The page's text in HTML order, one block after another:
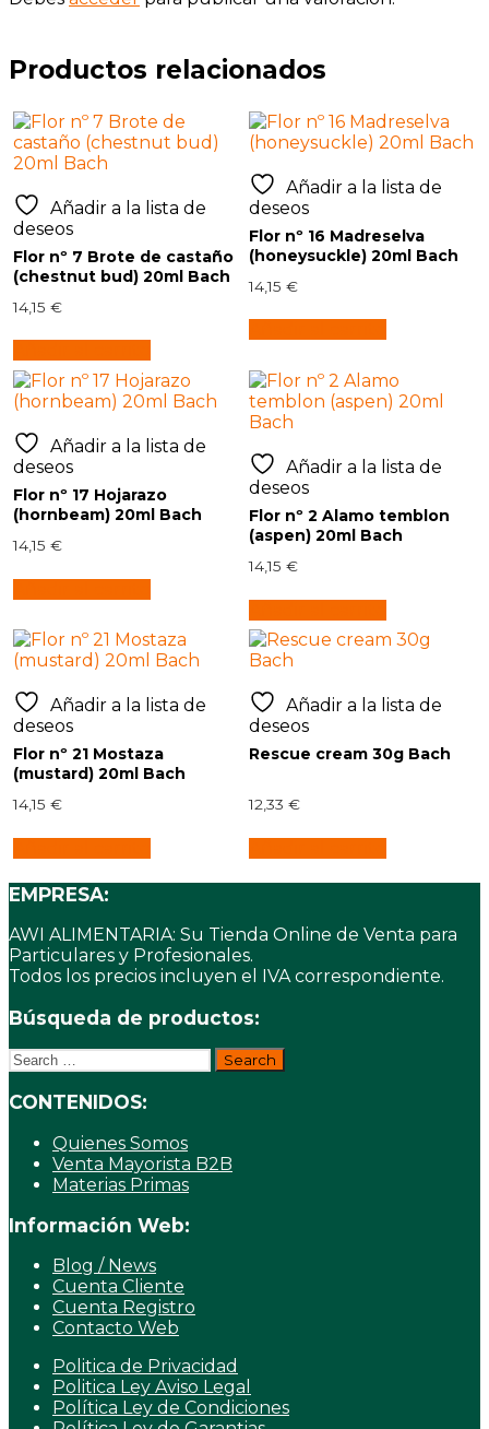
Productos relacionados
Añadir a la lista de
deseos
Flor nº 7 Brote de castaño
(chestnut bud) 20ml Bach
14,15€
Añadir a la lista de
deseos
Flor nº 16 Madreselva
(honeysuckle) 20ml Bach
14,15€
Añadir a la lista de
deseos
Flor nº 17 Hojarazo
(hornbeam) 20ml Bach
14,15€
Añadir a la lista de
deseos
Flor nº 2 Alamo temblon
(aspen) 20ml Bach
14,15€
Añadir a la lista de
deseos
Flor nº 21 Mostaza
(mustard) 20ml Bach
14,15€
Añadir a la lista de
deseos
Rescue cream 30g Bach
12,33€
EMPRESA:
AWI ALIMENTARIA: Su Tienda Online de Venta para
Particulares y Profesionales.
Todos los precios incluyen el IVA correspondiente.
Búsqueda de productos:
Search
for:
CONTENIDOS:
Quienes Somos
Venta Mayorista B2B
Materias Primas
Información Web:
Blog / News
Cuenta Cliente
Cuenta Registro
Contacto Web
Politica de Privacidad
Politica Ley Aviso Legal
Política Ley de Condiciones